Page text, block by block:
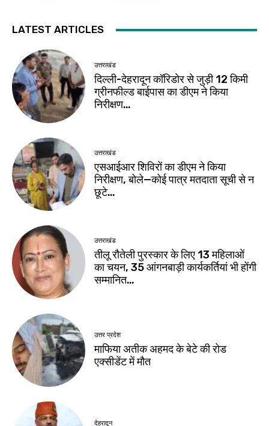
LATEST ARTICLES
उत्तराखंड
दिल्ली-देहरादून कॉरिडोर से जुड़ी 12 किमी
ग्रीनफील्ड बाईपास का डीएम ने किया
निरीक्षण…
उत्तराखंड
एसआईआर शिविरों का डीएम ने किया
निरीक्षण, बोले—कोई पात्र मतदाता सूची से न
छूटे…
उत्तराखंड
तीलू रौतेली पुरस्कार के लिए 13 महिलाओं
का चयन, 35 आंगनबाड़ी कार्यकर्तियां भी होंगी
सम्मानित…
उत्तर प्रदेश
माफिया अतीक अहमद के बेटे की रोड
एक्सीडेंट में मौत
देहरादून